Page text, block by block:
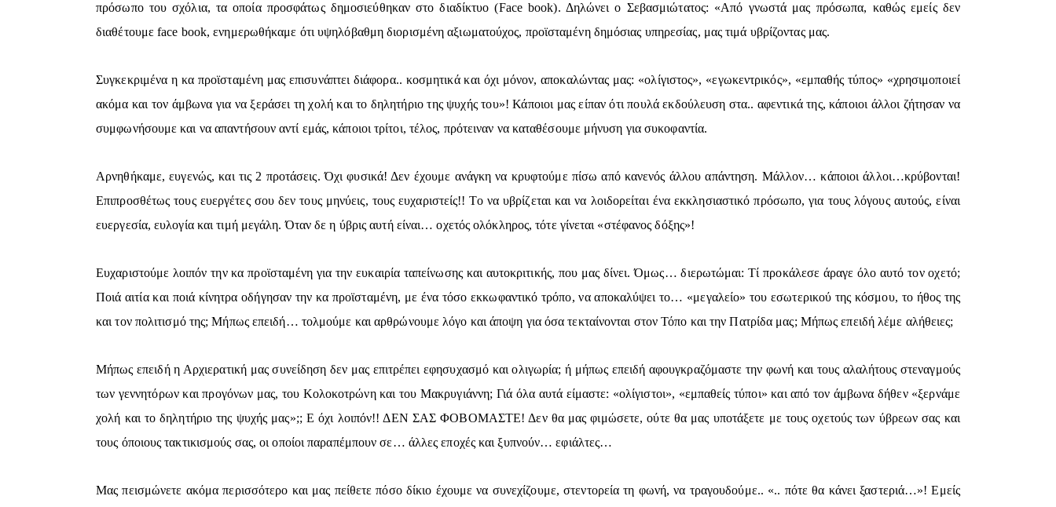
πρόσωπο του σχόλια, τα οποία προσφάτως δημοσιεύθηκαν στο διαδίκτυο (Face book). Δηλώνει ο Σεβασμιώτατος: «Από γνωστά μας πρόσωπα, καθώς εμείς δεν
διαθέτουμε face book, ενημερωθήκαμε ότι υψηλόβαθμη διορισμένη αξιωματούχος, προϊσταμένη δημόσιας υπηρεσίας, μας τιμά υβρίζοντας μας.
Συγκεκριμένα η κα προϊσταμένη μας επισυνάπτει διάφορα.. κοσμητικά και όχι μόνον, αποκαλώντας μας: «ολίγιστος», «εγωκεντρικός», «εμπαθής τύπος» «χρησιμοποιεί
ακόμα και τον άμβωνα για να ξεράσει τη χολή και το δηλητήριο της ψυχής του»! Κάποιοι μας είπαν ότι πουλά εκδούλευση στα.. αφεντικά της, κάποιοι άλλοι ζήτησαν να
συμφωνήσουμε και να απαντήσουν αντί εμάς, κάποιοι τρίτοι, τέλος, πρότειναν να καταθέσουμε μήνυση για συκοφαντία.
Αρνηθήκαμε, ευγενώς, και τις 2 προτάσεις. Όχι φυσικά! Δεν έχουμε ανάγκη να κρυφτούμε πίσω από κανενός άλλου απάντηση. Μάλλον… κάποιοι άλλοι…κρύβονται!
Επιπροσθέτως τους ευεργέτες σου δεν τους μηνύεις, τους ευχαριστείς!! Το να υβρίζεται και να λοιδορείται ένα εκκλησιαστικό πρόσωπο, για τους λόγους αυτούς, είναι
ευεργεσία, ευλογία και τιμή μεγάλη. Όταν δε η ύβρις αυτή είναι… οχετός ολόκληρος, τότε γίνεται «στέφανος δόξης»!
Ευχαριστούμε λοιπόν την κα προϊσταμένη για την ευκαιρία ταπείνωσης και αυτοκριτικής, που μας δίνει. Όμως… διερωτώμαι: Τί προκάλεσε άραγε όλο αυτό τον οχετό;
Ποιά αιτία και ποιά κίνητρα οδήγησαν την κα προϊσταμένη, με ένα τόσο εκκωφαντικό τρόπο, να αποκαλύψει το… «μεγαλείο» του εσωτερικού της κόσμου, το ήθος της
και τον πολιτισμό της; Μήπως επειδή… τολμούμε και αρθρώνουμε λόγο και άποψη για όσα τεκταίνονται στον Τόπο και την Πατρίδα μας; Μήπως επειδή λέμε αλήθειες;
Μήπως επειδή η Αρχιερατική μας συνείδηση δεν μας επιτρέπει εφησυχασμό και ολιγωρία; ή μήπως επειδή αφουγκραζόμαστε την φωνή και τους αλαλήτους στεναγμούς
των γεννητόρων και προγόνων μας, του Κολοκοτρώνη και του Μακρυγιάννη; Γιά όλα αυτά είμαστε: «ολίγιστοι», «εμπαθείς τύποι» και από τον άμβωνα δήθεν «ξερνάμε
χολή και το δηλητήριο της ψυχής μας»;; Ε όχι λοιπόν!! ΔΕΝ ΣΑΣ ΦΟΒΟΜΑΣΤΕ! Δεν θα μας φιμώσετε, ούτε θα μας υποτάξετε με τους οχετούς των ύβρεων σας και
τους όποιους τακτικισμούς σας, οι οποίοι παραπέμπουν σε… άλλες εποχές και ξυπνούν… εφιάλτες…
Μας πεισμώνετε ακόμα περισσότερο και μας πείθετε πόσο δίκιο έχουμε να συνεχίζουμε, στεντορεία τη φωνή, να τραγουδούμε.. «.. πότε θα κάνει ξαστεριά…»! Εμείς